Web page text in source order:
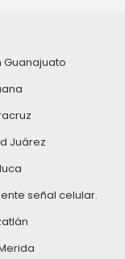
Guanajuato
Juárez
señal celular.